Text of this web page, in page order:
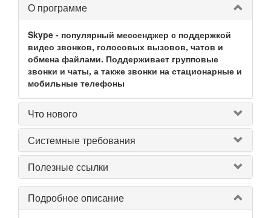
О программе
Skype - популярный мессенджер с поддержкой
видео звонков, голосовых вызовов, чатов и
обмена файлами. Поддерживает групповые
звонки и чаты, а также звонки на стационарные и
мобильные телефоны
Что нового
Системные требования
Полезные ссылки
Подробное описание